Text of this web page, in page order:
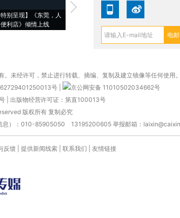
特别呈现】《东莞，人
利店》倾情上线
【推广】走进第四届链博
会，让数智科技“链”接产
【特别
有意思的
未经许可，禁止进行转载、摘编、复制及建立镜像等任何使用。
号
京公网安备 11010502034662号
| 出版物经营许可证：第直100013号
版权所有 复制必究
息）：010-85905050 13195200605 举报邮箱：
反馈 提供新闻线索 联系我们 友情链接